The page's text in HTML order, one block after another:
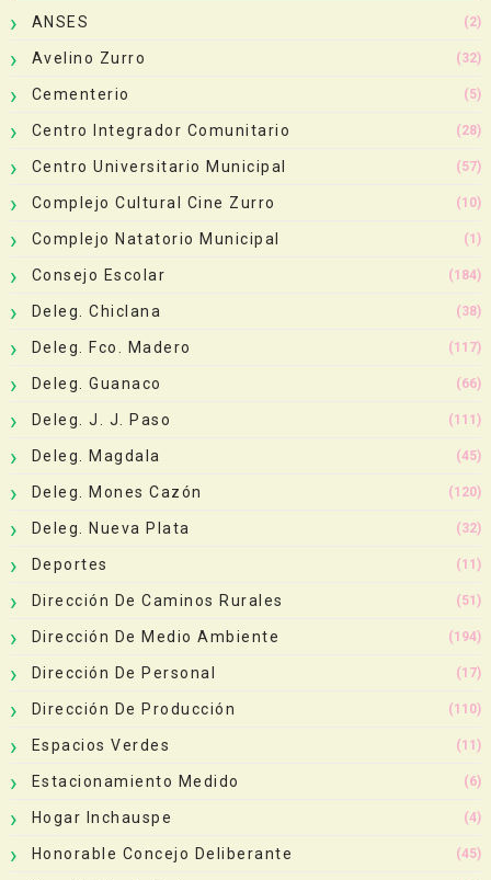
ANSES (2)
Avelino Zurro (32)
Cementerio (5)
Centro Integrador Comunitario (28)
Centro Universitario Municipal (57)
Complejo Cultural Cine Zurro (10)
Complejo Natatorio Municipal (1)
Consejo Escolar (184)
Deleg. Chiclana (38)
Deleg. Fco. Madero (117)
Deleg. Guanaco (66)
Deleg. J. J. Paso (111)
Deleg. Magdala (45)
Deleg. Mones Cazón (120)
Deleg. Nueva Plata (32)
Deportes (11)
Dirección De Caminos Rurales (51)
Dirección De Medio Ambiente (194)
Dirección De Personal (17)
Dirección De Producción (110)
Espacios Verdes (11)
Estacionamiento Medido (6)
Hogar Inchauspe (4)
Honorable Concejo Deliberante (45)